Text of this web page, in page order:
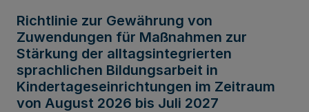
Richtlinie zur Gewährung von
Zuwendungen für Maßnahmen zur
Stärkung der alltagsintegrierten
sprachlichen Bildungsarbeit in
Kindertageseinrichtungen im Zeitraum
von August 2026 bis Juli 2027